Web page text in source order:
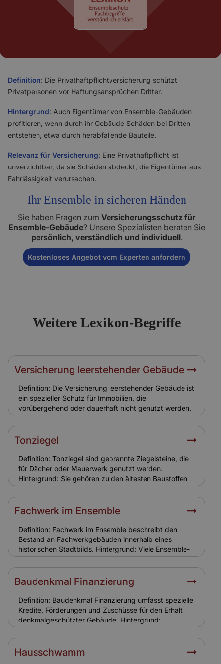
Definition: Die Privathaftpflichtversicherung schützt
Privatpersonen vor Haftungsansprüchen Dritter.
Hintergrund: Auch Eigentümer von Ensemble-Gebäuden
profitieren, wenn durch ihr Gebäude Schäden bei Dritten
entstehen, etwa durch herabfallende Bauteile.
Relevanz für Versicherung: Eine Privathaftpflicht ist
unverzichtbar, da sie Schäden abdeckt, die Eigentümer aus
Fahrlässigkeit verursachen.
Ihr Ensemble in sicheren Händen
Sie haben Fragen zum Versicherungsschutz für
Ensemble-Gebäude? Unsere Spezialisten beraten Sie
persönlich, verständlich und individuell.
Kostenloses Angebot vom Experten anfordern
Weitere Lexikon-Begriffe
Versicherung leerstehender Gebäude
Definition: Die Versicherung leerstehender Gebäude ist
ein spezieller Schutz für Immobilien, die
vorübergehend oder dauerhaft nicht genutzt werden.
Hintergrund: Leerstehende Ensemble-Gebäude sind
stärker gefährdet durch Vandalismus, Einbruch,
Brandstiftung oder Frostschäden. Relevanz für
Versicherung: Standardpolicen greifen oft nicht. Eine
spezielle Leerstandsversicherung ist notwendig, um
Schutzlücken zu vermeiden.
Tonziegel
Definition: Tonziegel sind gebrannte Ziegelsteine, die
für Dächer oder Mauerwerk genutzt werden.
Hintergrund: Sie gehören zu den ältesten Baustoffen
und sind in vielen Ensemble-Gebäuden verbaut.
Tonziegel sind robust, aber witterungsanfällig und
benötigen regelmäßige Wartung. Relevanz für
Tonziegeln sind in der Gebäudeversicherung
enthalten. Eine realistische Versicherungssumme ist
entscheidend.
Fachwerk im Ensemble
Definition: Fachwerk im Ensemble beschreibt den
Bestand an Fachwerkgebäuden innerhalb eines
historischen Stadtbilds. Hintergrund: Viele Ensemble-
Gebiete bestehen aus Fachwerkhäusern. Ihr Erhalt ist
für das Gesamtbild entscheidend, weshalb
Sanierungen nur nach strengen Vorgaben möglich
sind. Relevanz für Versicherung: Die Bauweise
erfordert spezielle Versicherungslösungen, da
Fachwerk anfälliger für Feuchtigkeit und
Schädlingsbefall ist.
Baudenkmal Finanzierung
Definition: Baudenkmal Finanzierung umfasst spezielle
Kredite, Förderungen und Zuschüsse für den Erhalt
denkmalgeschützter Gebäude. Hintergrund:
Sanierungen von Ensemble- und Baudenkmälern sind
kostenintensiv. Öffentliche Förderungen und
steuerliche Vorteile helfen Eigentümern bei der
Hausschwamm